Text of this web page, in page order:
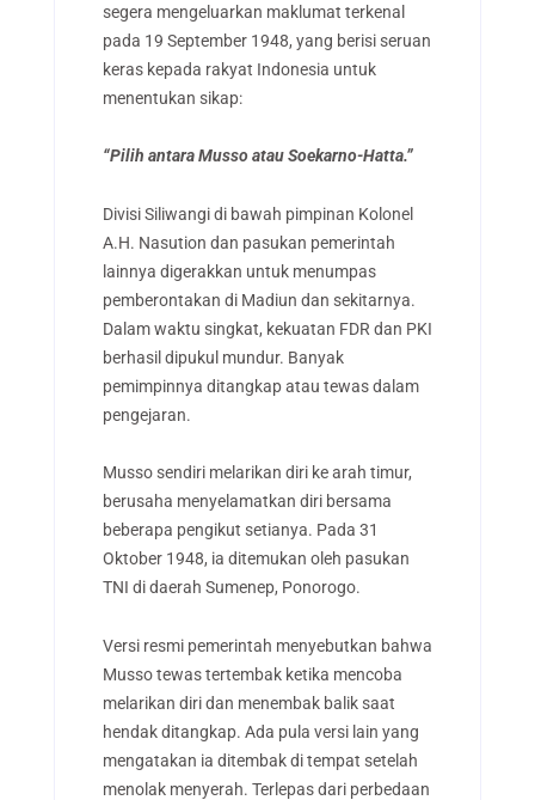
segera mengeluarkan maklumat terkenal
pada 19 September 1948, yang berisi seruan
keras kepada rakyat Indonesia untuk
menentukan sikap:
“Pilih antara Musso atau Soekarno-Hatta.”
Divisi Siliwangi di bawah pimpinan Kolonel
A.H. Nasution dan pasukan pemerintah
lainnya digerakkan untuk menumpas
pemberontakan di Madiun dan sekitarnya.
Dalam waktu singkat, kekuatan FDR dan PKI
berhasil dipukul mundur. Banyak
pemimpinnya ditangkap atau tewas dalam
pengejaran.
Musso sendiri melarikan diri ke arah timur,
berusaha menyelamatkan diri bersama
beberapa pengikut setianya. Pada 31
Oktober 1948, ia ditemukan oleh pasukan
TNI di daerah Sumenep, Ponorogo.
Versi resmi pemerintah menyebutkan bahwa
Musso tewas tertembak ketika mencoba
melarikan diri dan menembak balik saat
hendak ditangkap. Ada pula versi lain yang
mengatakan ia ditembak di tempat setelah
menolak menyerah. Terlepas dari perbedaan